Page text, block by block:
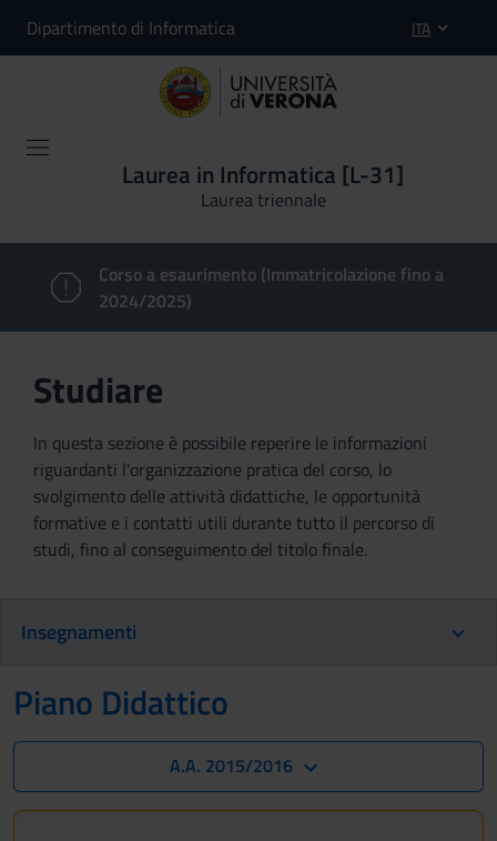
Dipartimento di Informatica ITA
Laurea in Informatica [L-31]
Laurea triennale
Corso a esaurimento (Immatricolazione fino a
2024/2025)
Studiare
In questa sezione è possibile reperire le informazioni
riguardanti l'organizzazione pratica del corso, lo
svolgimento delle attività didattiche, le opportunità
formative e i contatti utili durante tutto il percorso di
studi, fino al conseguimento del titolo finale.
Insegnamenti
Piano Didattico
A.A. 2015/2016